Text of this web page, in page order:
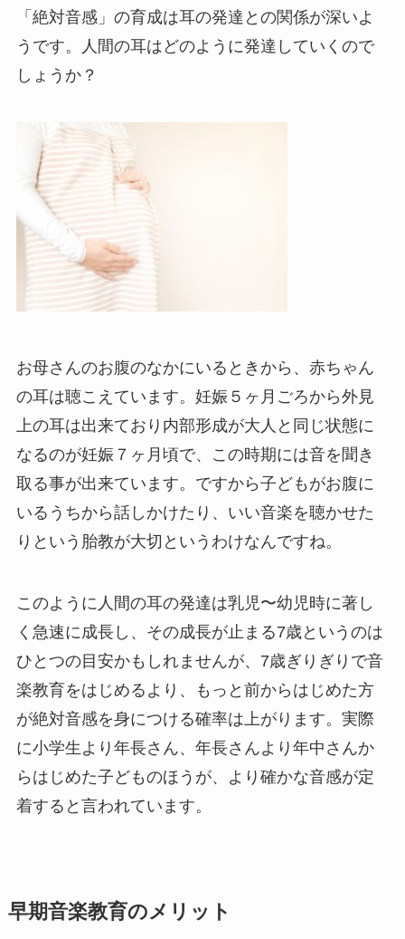
「絶対音感」の育成は耳の発達との関係が深いよ
うです。人間の耳はどのように発達していくので
しょうか？
お母さんのお腹のなかにいるときから、赤ちゃん
の耳は聴こえています。妊娠５ヶ月ごろから外見
上の耳は出来ており内部形成が大人と同じ状態に
なるのが妊娠７ヶ月頃で、この時期には音を聞き
取る事が出来ています。ですから子どもがお腹に
いるうちから話しかけたり、いい音楽を聴かせた
りという胎教が大切というわけなんですね。
このように人間の耳の発達は乳児〜幼児時に著し
く急速に成長し、その成長が止まる7歳というのは
ひとつの目安かもしれませんが、7歳ぎりぎりで音
楽教育をはじめるより、もっと前からはじめた方
が絶対音感を身につける確率は上がります。実際
に小学生より年長さん、年長さんより年中さんか
らはじめた子どものほうが、より確かな音感が定
着すると言われています。
早期音楽教育のメリット